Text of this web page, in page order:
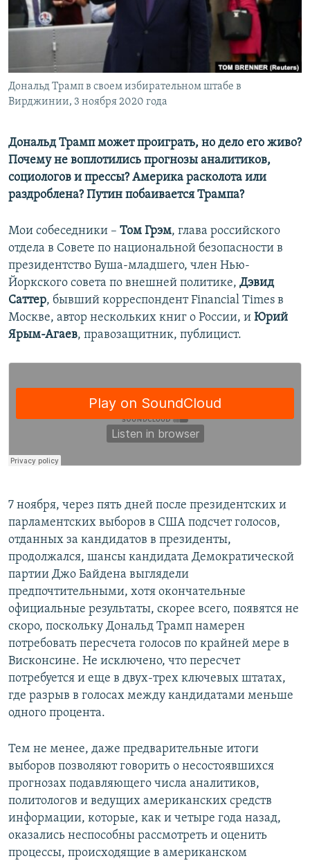
ПОБЕДИТЕЛЕЙ НЕ СУДЯТ?
КРЫМ.НЕПОКОРЕННЫЙ
УКРАИНСКАЯ ПРОБЛЕМА КРЫМА
ПРИСОЕДИНЯЙТЕСЬ!
Все сайты RFE/RL
Дональд Трамп в своем избирательном штабе в
Вирджинии, 3 ноября 2020 года
Дональд Трамп может проиграть, но дело его живо?
Почему не воплотились прогнозы аналитиков,
социологов и прессы? Америка расколота или
раздроблена? Путин побаивается Трампа?
Мои собеседники – Том Грэм, глава российского
отдела в Совете по национальной безопасности в
президентство Буша-младшего, член Нью-
Йоркского совета по внешней политике, Дэвид
Саттер, бывший корреспондент Financial Times в
Москве, автор нескольких книг о России, и Юрий
Ярым-Агаев, правозащитник, публицист.
7 ноября, через пять дней после президентских и
парламентских выборов в США подсчет голосов,
отданных за кандидатов в президенты,
продолжался, шансы кандидата Демократической
партии Джо Байдена выглядели
предпочтительными, хотя окончательные
официальные результаты, скорее всего, появятся не
скоро, поскольку Дональд Трамп намерен
потребовать пересчета голосов по крайней мере в
Висконсине. Не исключено, что пересчет
потребуется и еще в двух-трех ключевых штатах,
где разрыв в голосах между кандидатами меньше
одного процента.
Тем не менее, даже предварительные итоги
выборов позволяют говорить о несостоявшихся
прогнозах подавляющего числа аналитиков,
политологов и ведущих американских средств
информации, которые, как и четыре года назад,
оказались неспособны рассмотреть и оценить
процессы, происходящие в американском